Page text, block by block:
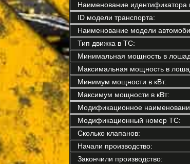
Наименование идентификатора
ID модели транспорта:
Наименование модели
Тип движка в ТС:
Минимальная мощность в
Максимальная мощность в
Минимум мощности в кВт:
Максимум мощности в кВт:
Модификационное
Модификационный номер ТС:
Сколько клапанов:
Начали производство:
Закончили производство: